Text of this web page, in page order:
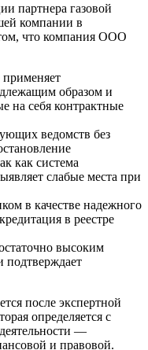
партнера газовой
компании в
что компания ООО
образом и
на себя контрактные
ведомств без
как система
слабые места при
в качестве надежного
в реестре
высоким
подтверждает
после экспертной
определяется с
—
и правовой.